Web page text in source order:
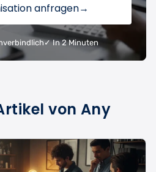
anfragen→
✓ In 2 Minuten
von Any